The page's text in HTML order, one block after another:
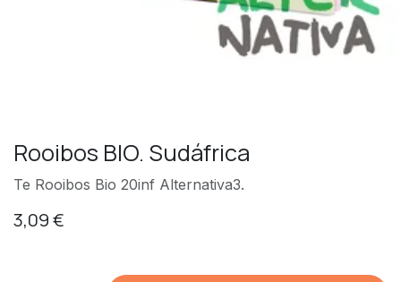
Rooibos BIO. Sudáfrica
Te Rooibos Bio 20inf Alternativa3.
3,09€